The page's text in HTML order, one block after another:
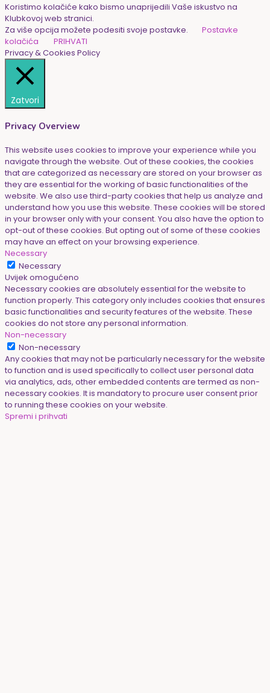
Koristimo kolačiće kako bismo unaprijedili Vaše iskustvo na
Klubkovoj web stranici.
Za više opcija možete podesiti svoje postavke.
Postavke
kolačića
PRIHVATI
Privacy & Cookies Policy
Zatvori
Privacy Overview
This website uses cookies to improve your experience while you
navigate through the website. Out of these cookies, the cookies
that are categorized as necessary are stored on your browser as
they are essential for the working of basic functionalities of the
website. We also use third-party cookies that help us analyze and
understand how you use this website. These cookies will be stored
in your browser only with your consent. You also have the option to
opt-out of these cookies. But opting out of some of these cookies
may have an effect on your browsing experience.
Necessary
Necessary
Uvijek omogućeno
Necessary cookies are absolutely essential for the website to
function properly. This category only includes cookies that ensures
basic functionalities and security features of the website. These
cookies do not store any personal information.
Non-necessary
Non-necessary
Any cookies that may not be particularly necessary for the website
to function and is used specifically to collect user personal data
via analytics, ads, other embedded contents are termed as non-
necessary cookies. It is mandatory to procure user consent prior
to running these cookies on your website.
Spremi i prihvati